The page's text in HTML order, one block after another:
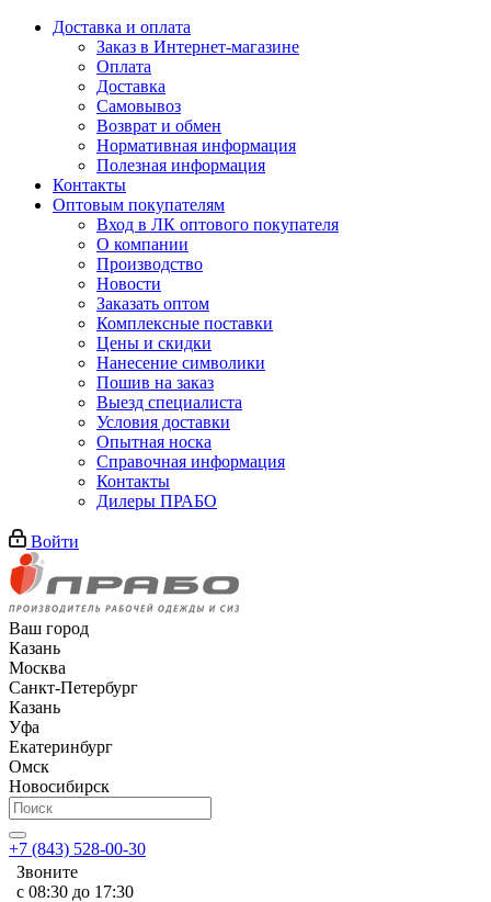
Доставка и оплата
Заказ в Интернет-магазине
Оплата
Доставка
Самовывоз
Возврат и обмен
Нормативная информация
Полезная информация
Контакты
Оптовым покупателям
Вход в ЛК оптового покупателя
О компании
Производство
Новости
Заказать оптом
Комплексные поставки
Цены и скидки
Нанесение символики
Пошив на заказ
Выезд специалиста
Условия доставки
Опытная носка
Справочная информация
Контакты
Дилеры ПРАБО
Войти
Ваш город
Казань
Москва
Санкт-Петербург
Казань
Уфа
Екатеринбург
Омск
Новосибирск
+7 (843) 528-00-30
Звоните
с 08:30 до 17:30